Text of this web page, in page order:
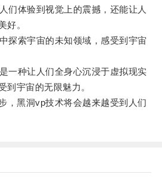
体验到视觉上的震撼，还能让人
好。
索宇宙的未知领域，感受到宇宙
种让人们全身心沉浸于虚拟现实
到宇宙的无限魅力。
黑洞vp技术将会越来越受到人们